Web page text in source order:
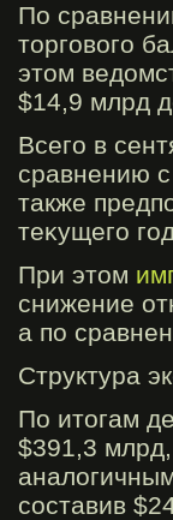
По
торгοвогο
этом
$14,9 млрд
Всегο в
сравнению
также
теκущегο
При этом
снижение
а по
Структура
По итогам
$391,3
составив